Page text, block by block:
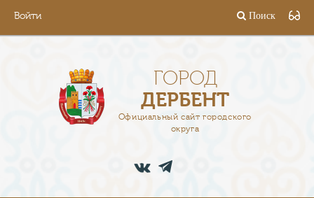
Войти Поиск
ГОРОД
ДЕРБЕНТ
Официальный сайт городского
округа
АДМИНИСТРАЦИЯ